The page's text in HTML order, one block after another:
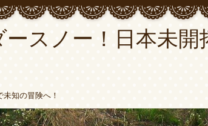
スノー！日本未
知の冒険へ！